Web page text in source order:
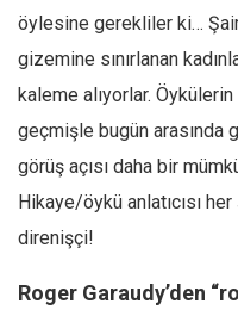
öylesine gerekliler ki…
gizemine sınırlanan
kaleme alıyorlar.
geçmişle bugün arasında
görüş açısı daha bir
Hikaye/öykü anlatıcısı
direnişçi!
Roger Garaudy’den